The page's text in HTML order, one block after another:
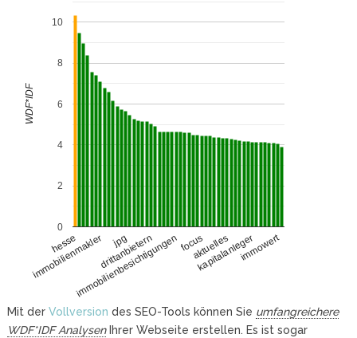
hesse
immobilienmakler jpg
drittanbietern
immobilienbesichtigungen focus
aktuelles
kapitalanlegerimmowert
0
2
4
6
8
10
WDF*IDF
Mit der Vollversion des SEO-Tools können Sie umfangreichere
WDF*IDF AnalysenIhrer Webseite erstellen. Es ist sogar